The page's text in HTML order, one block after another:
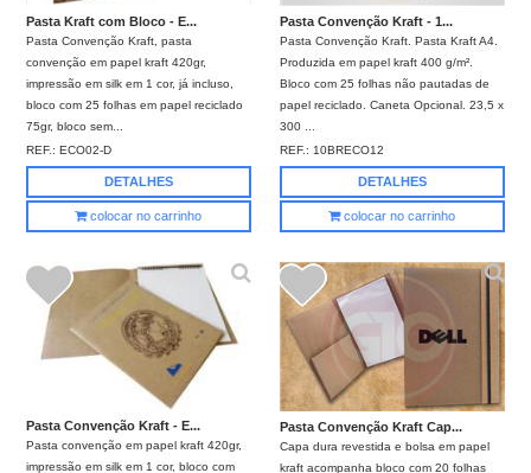
Pasta Kraft com Bloco - E...
Pasta Convenção Kraft, pasta
convenção em papel kraft 420gr,
impressão em silk em 1 cor, já incluso,
bloco com 25 folhas em papel reciclado
75gr, bloco sem...
REF.:ECO02-D
DETALHES
colocar no carrinho
Pasta Convenção Kraft - 1...
Pasta Convenção Kraft. Pasta Kraft A4.
Produzida em papel kraft 400 g/m².
Bloco com 25 folhas não pautadas de
papel reciclado. Caneta Opcional. 23,5 x
300 ...
REF.:10BRECO12
DETALHES
colocar no carrinho
Pasta Convenção Kraft - E...
Pasta convenção em papel kraft 420gr,
impressão em silk em 1 cor, bloco com
Pasta Convenção Kraft Cap...
Capa dura revestida e bolsa em papel
kraft acompanha bloco com 20 folhas